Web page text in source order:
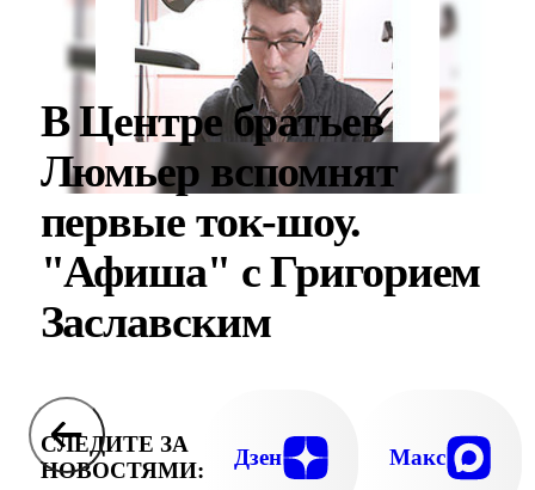
В Центре братьев
Люмьер вспомнят
первые ток-шоу.
"Афиша" с Григорием
Заславским
СЛЕДИТЕ ЗА
НОВОСТЯМИ:
Дзен Макс